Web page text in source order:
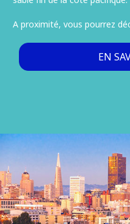
A proximité, vous pourrez
EN